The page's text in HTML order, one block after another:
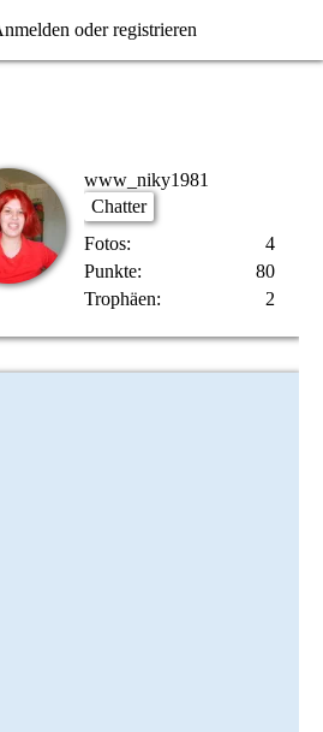
oder registrieren
www_niky1981
Chatter
Fotos
4
Punkte
80
Trophäen
2